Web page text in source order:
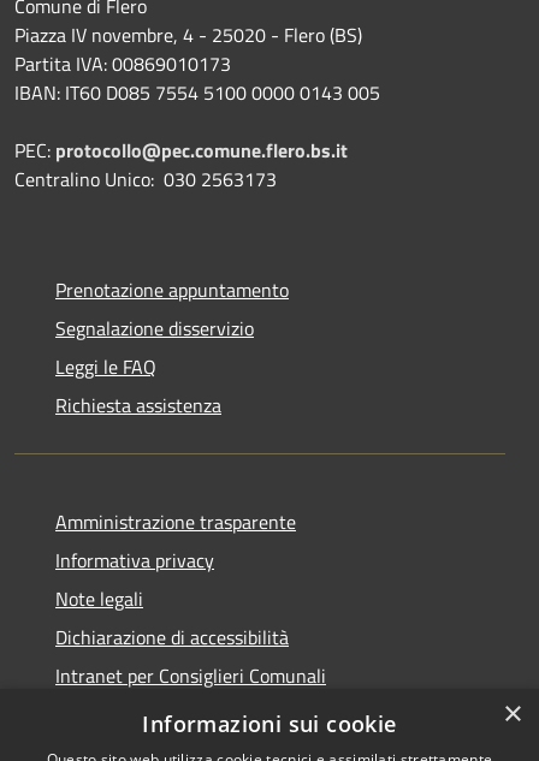
Comune di Flero
Piazza IV novembre, 4 - 25020 - Flero (BS)
Partita IVA: 00869010173
IBAN: IT60 D085 7554 5100 0000 0143 005
PEC: protocollo@pec.comune.flero.bs.it
Centralino Unico: 030 2563173
Prenotazione appuntamento
Segnalazione disservizio
Leggi le FAQ
Richiesta assistenza
Amministrazione trasparente
Informativa privacy
Note legali
Dichiarazione di accessibilità
Intranet per Consiglieri Comunali
Codice Univoco Fatturazione Elettronica
×
Informazioni sui cookie